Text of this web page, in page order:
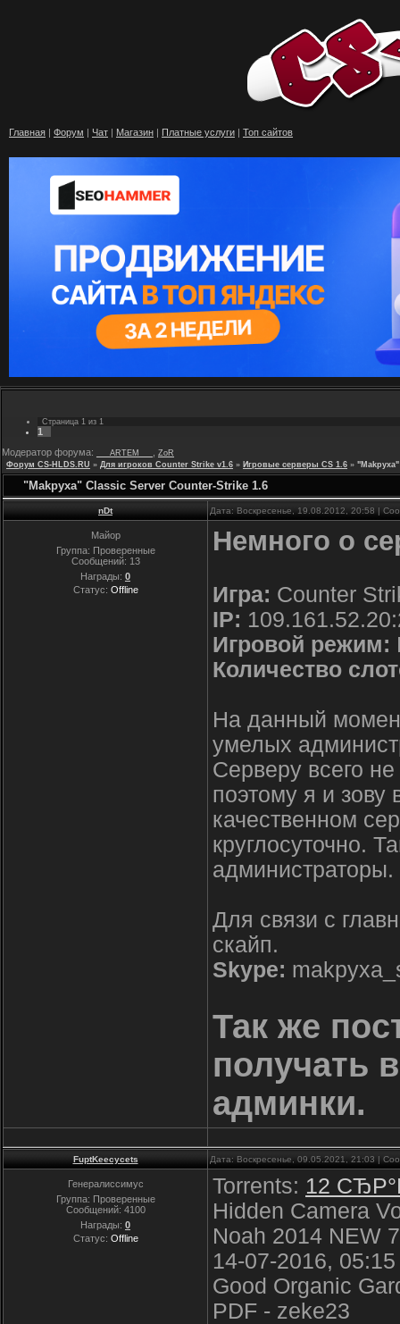
Главная | Форум | Чат | Магазин | Платные услуги | Топ сайтов
Страница 1 из 1
1
Модератор форума:
___ARTEM___
ZoR
Форум CS-HLDS.RU » Для игроков Counter Strike v1.6 » Игровые серверы CS 1.6 »
"Makpyxa" Classic Server Counter-Strike 1.6
nDt Дата: Воскресенье, 19.08.2012, 20:58 |
Майор
Группа: Проверенные
Сообщений: 13
Награды: 0
Статус: Offline
Немного о
Игра: Counter
IP:
Игровой режим:
Количество
На данный
умелых
Серверу всего
поэтому я и зову
качественном
круглосуточно.
администраторы.
Для связи с
скайп.
Skype:
Так же
получать
админки.
FuptKeecycets Дата: Воскресенье, 09.05.2021, 21:03 |
Генералиссимус
Группа: Проверенные
Сообщений: 4100
Награды: 0
Статус: Offline
Torrents: 12
Hidden Camera
Noah 2014 NEW
14-07-2016, 05:15
Good Organic
PDF - zeke23